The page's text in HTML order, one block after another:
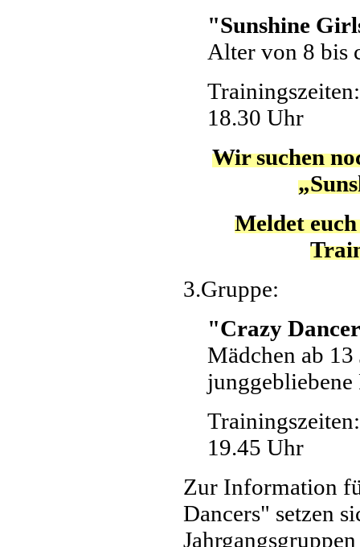
"Sunshine
Alter von 8 bis
18.30 Uhr
Wir suchen
Meldet
3.Gruppe:
"Crazy
Mädchen ab
19.45 Uhr
Zur Information
Dancers" setzen